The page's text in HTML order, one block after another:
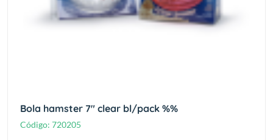
Bola hamster 7" clear bl/pack %%
Código: 720205